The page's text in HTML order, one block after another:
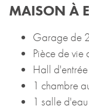
MAISON À
Garage de
Pièce de vie
Hall
1 chambre
1 salle